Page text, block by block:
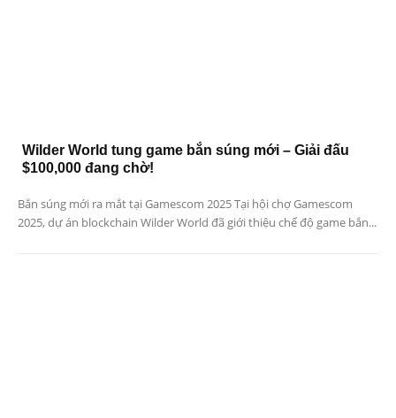
Wilder World tung game bắn súng mới – Giải đấu
$100,000 đang chờ!
Bắn súng mới ra mắt tại Gamescom 2025 Tại hội chợ Gamescom
2025, dự án blockchain Wilder World đã giới thiệu chế độ game bắn...